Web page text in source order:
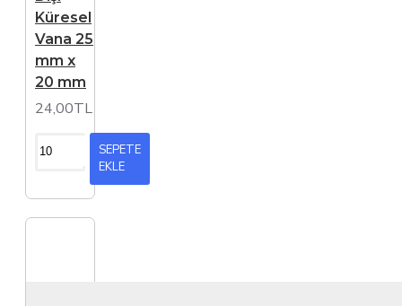
Küresel
Vana 25
mm x
20 mm
24,00TL
SEPETE
EKLE